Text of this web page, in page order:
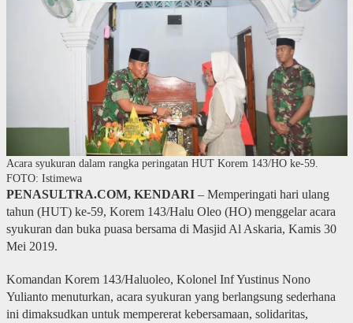
Acara syukuran dalam rangka peringatan HUT Korem 143/HO ke-59.
FOTO: Istimewa
PENASULTRA.COM, KENDARI– Memperingati hari ulang
tahun (HUT) ke-59, Korem 143/Halu Oleo (HO) menggelar acara
syukuran dan buka puasa bersama di Masjid Al Askaria, Kamis 30
Mei 2019.
Komandan Korem 143/Haluoleo, Kolonel Inf Yustinus Nono
Yulianto menuturkan, acara syukuran yang berlangsung sederhana
ini dimaksudkan untuk mempererat kebersamaan, solidaritas,